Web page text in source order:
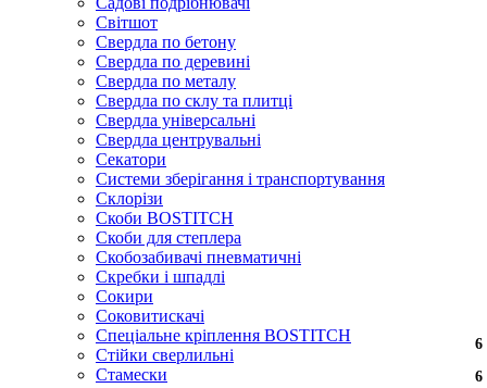
Світшот
Свердла по бетону
Свердла по деревині
Свердла по металу
Свердла по склу та плитці
Свердла універсальні
Свердла центрувальні
Секатори
Системи зберігання і транспортування
Склорізи
Скоби BOSTITCH
Скоби для степлера
Скобозабивачі пневматичні
Скребки і шпадлі
Сокири
Соковитискачі
Спеціальне кріплення BOSTITCH
Стійки сверлильні
Стамески
6
6
6
6
6
6
6
6
6
6
6
6
6
6
6
6
6
6
6
6
6
6
6
6
6
6
6
6
6
6
6
6
6
6
6
6